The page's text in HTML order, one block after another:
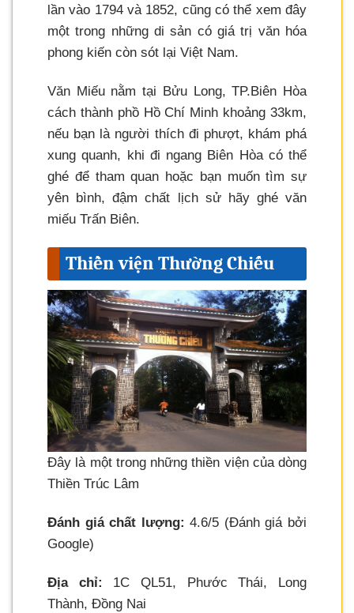
lần vào 1794 và 1852, cũng có thể xem đây
một trong những di sản có giá trị văn hóa
phong kiến còn sót lại Việt Nam.
Văn Miếu nằm tại Bửu Long, TP.Biên Hòa
cách thành phồ Hồ Chí Minh khoảng 33km,
nếu bạn là người thích đi phượt, khám phá
xung quanh, khi đi ngang Biên Hòa có thể
ghé để tham quan hoặc bạn muốn tìm sự
yên bình, đậm chất lịch sử hãy ghé văn
miếu Trấn Biên.
Thiền viện Thường Chiếu
Đây là một trong những thiền viện của dòng
Thiền Trúc Lâm
Đánh giá chất lượng: 4.6/5 (Đánh giá bởi
Google)
Địa chỉ: 1C QL51, Phước Thái, Long
Thành, Đồng Nai